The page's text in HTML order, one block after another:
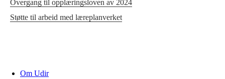
Overgang til opplæringsloven av 2024
Støtte til arbeid med læreplanverket
Om Udir